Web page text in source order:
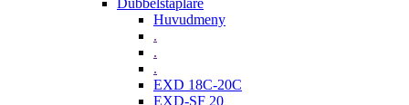
Dubbelstaplare
Huvudmeny
.
.
.
EXD 18C-20C
EXD-SF 20